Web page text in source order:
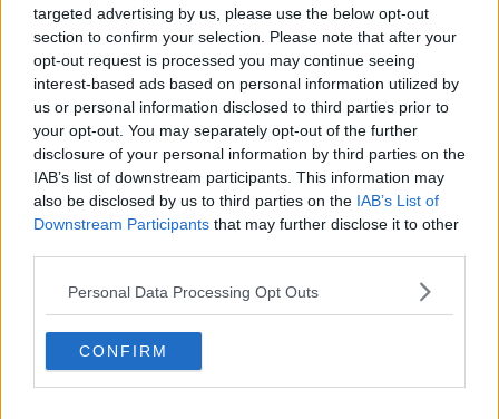
targeted advertising by us, please use the below opt-out
section to confirm your selection. Please note that after your
opt-out request is processed you may continue seeing
interest-based ads based on personal information utilized by
us or personal information disclosed to third parties prior to
your opt-out. You may separately opt-out of the further
disclosure of your personal information by third parties on the
IAB’s list of downstream participants. This information may
also be disclosed by us to third parties on the IAB’s List of
Downstream Participants that may further disclose it to other
Personal Data Processing Opt Outs
CONFIRM
Pubblicità
Vaccini gratuiti contro il fuoco di Sant’Antonio
Ogni settimana 450.000 persone leggono
QUInews
Trasporto scolastico per alunni disabili, l'avviso
Traghetti, arriva un nuovo servizio informazioni
Coronavirus, cosa chiude a Livorno